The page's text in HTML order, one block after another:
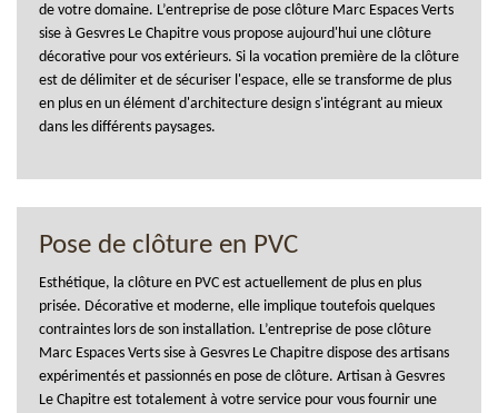
de votre domaine. L’entreprise de pose clôture Marc Espaces Verts
sise à Gesvres Le Chapitre vous propose aujourd'hui une clôture
décorative pour vos extérieurs. Si la vocation première de la clôture
est de délimiter et de sécuriser l'espace, elle se transforme de plus
en plus en un élément d'architecture design s'intégrant au mieux
dans les différents paysages.
Pose de clôture en PVC
Esthétique, la clôture en PVC est actuellement de plus en plus
prisée. Décorative et moderne, elle implique toutefois quelques
contraintes lors de son installation. L’entreprise de pose clôture
Marc Espaces Verts sise à Gesvres Le Chapitre dispose des artisans
expérimentés et passionnés en pose de clôture. Artisan à Gesvres
Le Chapitre est totalement à votre service pour vous fournir une